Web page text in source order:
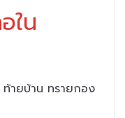
ใน
ท้ายบ้าน ทรายกอง